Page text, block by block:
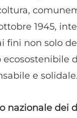
1945,
fini non solo
ecosostenibile
e solidale.
nazionale dei